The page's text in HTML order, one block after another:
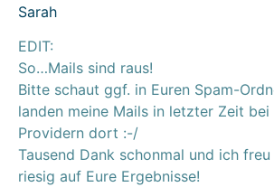
Sarah
EDIT:
So…Mails sind raus!
Bitte schaut ggf. in Euren Spam-
landen meine Mails in letzter Zeit bei
Providern dort :-/
Tausend Dank schonmal und ich
riesig auf Eure Ergebnisse!